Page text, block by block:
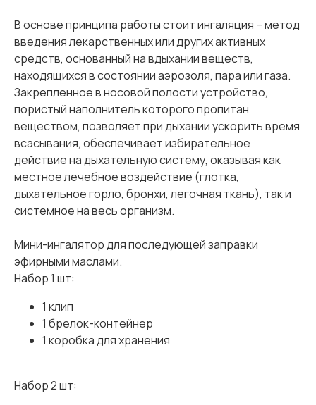
В основе принципа работы стоит ингаляция – метод
введения лекарственных или других активных
средств, основанный на вдыхании веществ,
находящихся в состоянии аэрозоля, пара или газа.
Закрепленное в носовой полости устройство,
пористый наполнитель которого пропитан
веществом, позволяет при дыхании ускорить время
всасывания, обеспечивает избирательное
действие на дыхательную систему, оказывая как
местное лечебное воздействие (глотка,
дыхательное горло, бронхи, легочная ткань), так и
системное на весь организм.
Мини-ингалятор для последующей заправки
эфирными маслами.
Набор 1 шт:
1 клип
1 брелок-контейнер
1 коробка для хранения
Набор 2 шт: